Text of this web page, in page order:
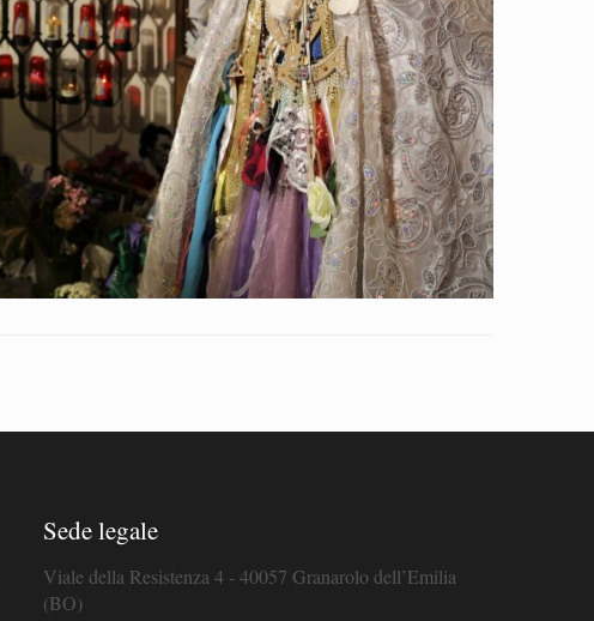
Sede legale
Viale della Resistenza 4 - 40057 Granarolo dell’Emilia
(BO)